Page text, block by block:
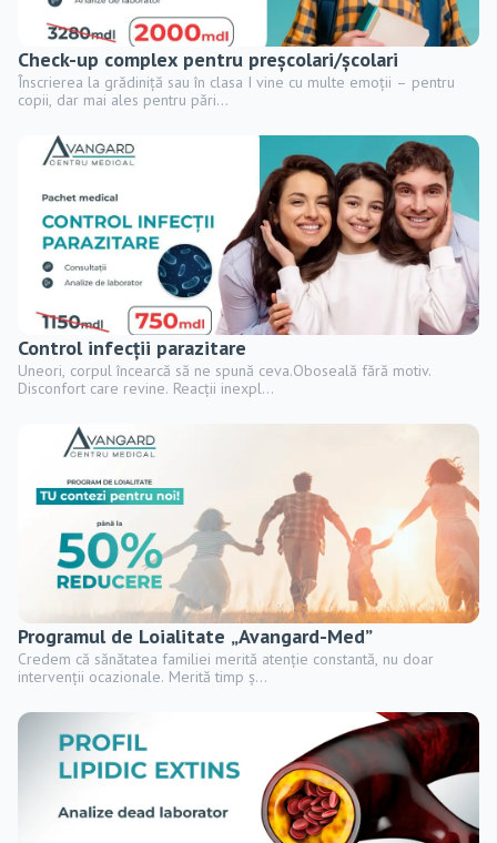
Check-up complex pentru preșcolari/școlari
Înscrierea la grădiniță sau în clasa I vine cu multe emoții – pentru
copii, dar mai ales pentru pări...
Control infecții parazitare
Uneori, corpul încearcă să ne spună ceva.Oboseală fără motiv.
Disconfort care revine. Reacții inexpl...
Programul de Loialitate „Avangard-Med”
Credem că sănătatea familiei merită atenție constantă, nu doar
intervenții ocazionale. Merită timp ș...